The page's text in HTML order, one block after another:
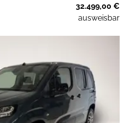
32.499,00 €
ausweisbar